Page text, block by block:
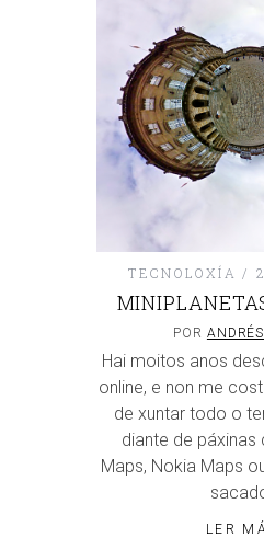
TECNOLOXÍA
POR
Hai moitos anos
online, e non me
de xuntar todo o
diante de
Maps, Nokia Maps
LER